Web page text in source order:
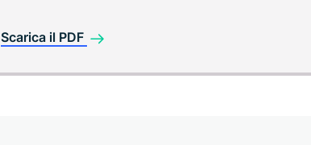
Scarica il PDF